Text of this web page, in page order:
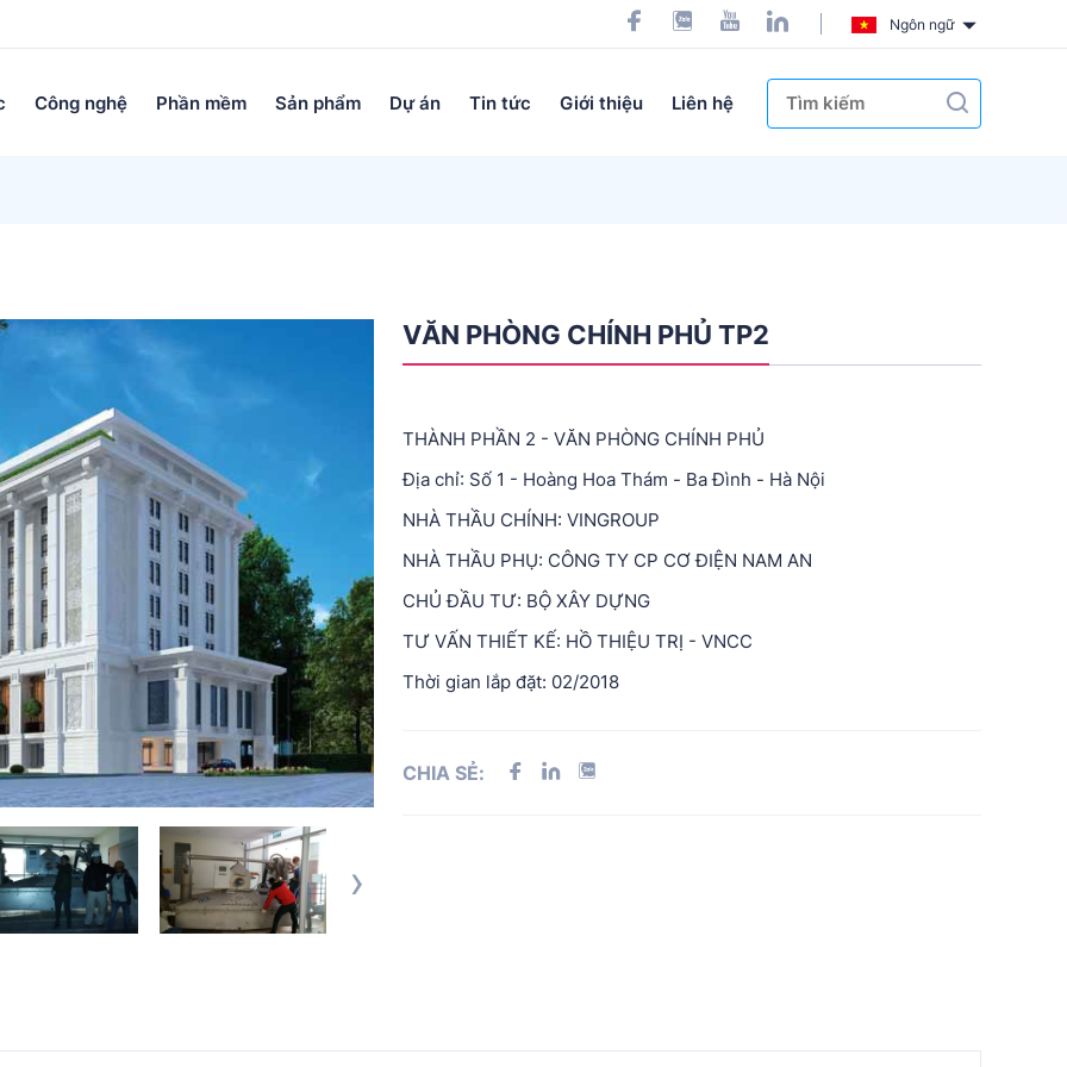
Ngôn ngữ
Công nghệ Phần mềm Sản phẩm Dự án Tin tức Giới thiệu Liên hệ
›
VĂN PHÒNG CHÍNH PHỦ TP2
THÀNH PHẦN 2 - VĂN PHÒNG CHÍNH PHỦ
Địa chỉ: Số 1 - Hoàng Hoa Thám - Ba Đình - Hà Nội
NHÀ THẦU CHÍNH: VINGROUP
NHÀ THẦU PHỤ: CÔNG TY CP CƠ ĐIỆN NAM AN
CHỦ ĐẦU TƯ: BỘ XÂY DỰNG
TƯ VẤN THIẾT KẾ: HỒ THIỆU TRỊ - VNCC
Thời gian lắp đặt: 02/2018
CHIA SẺ: